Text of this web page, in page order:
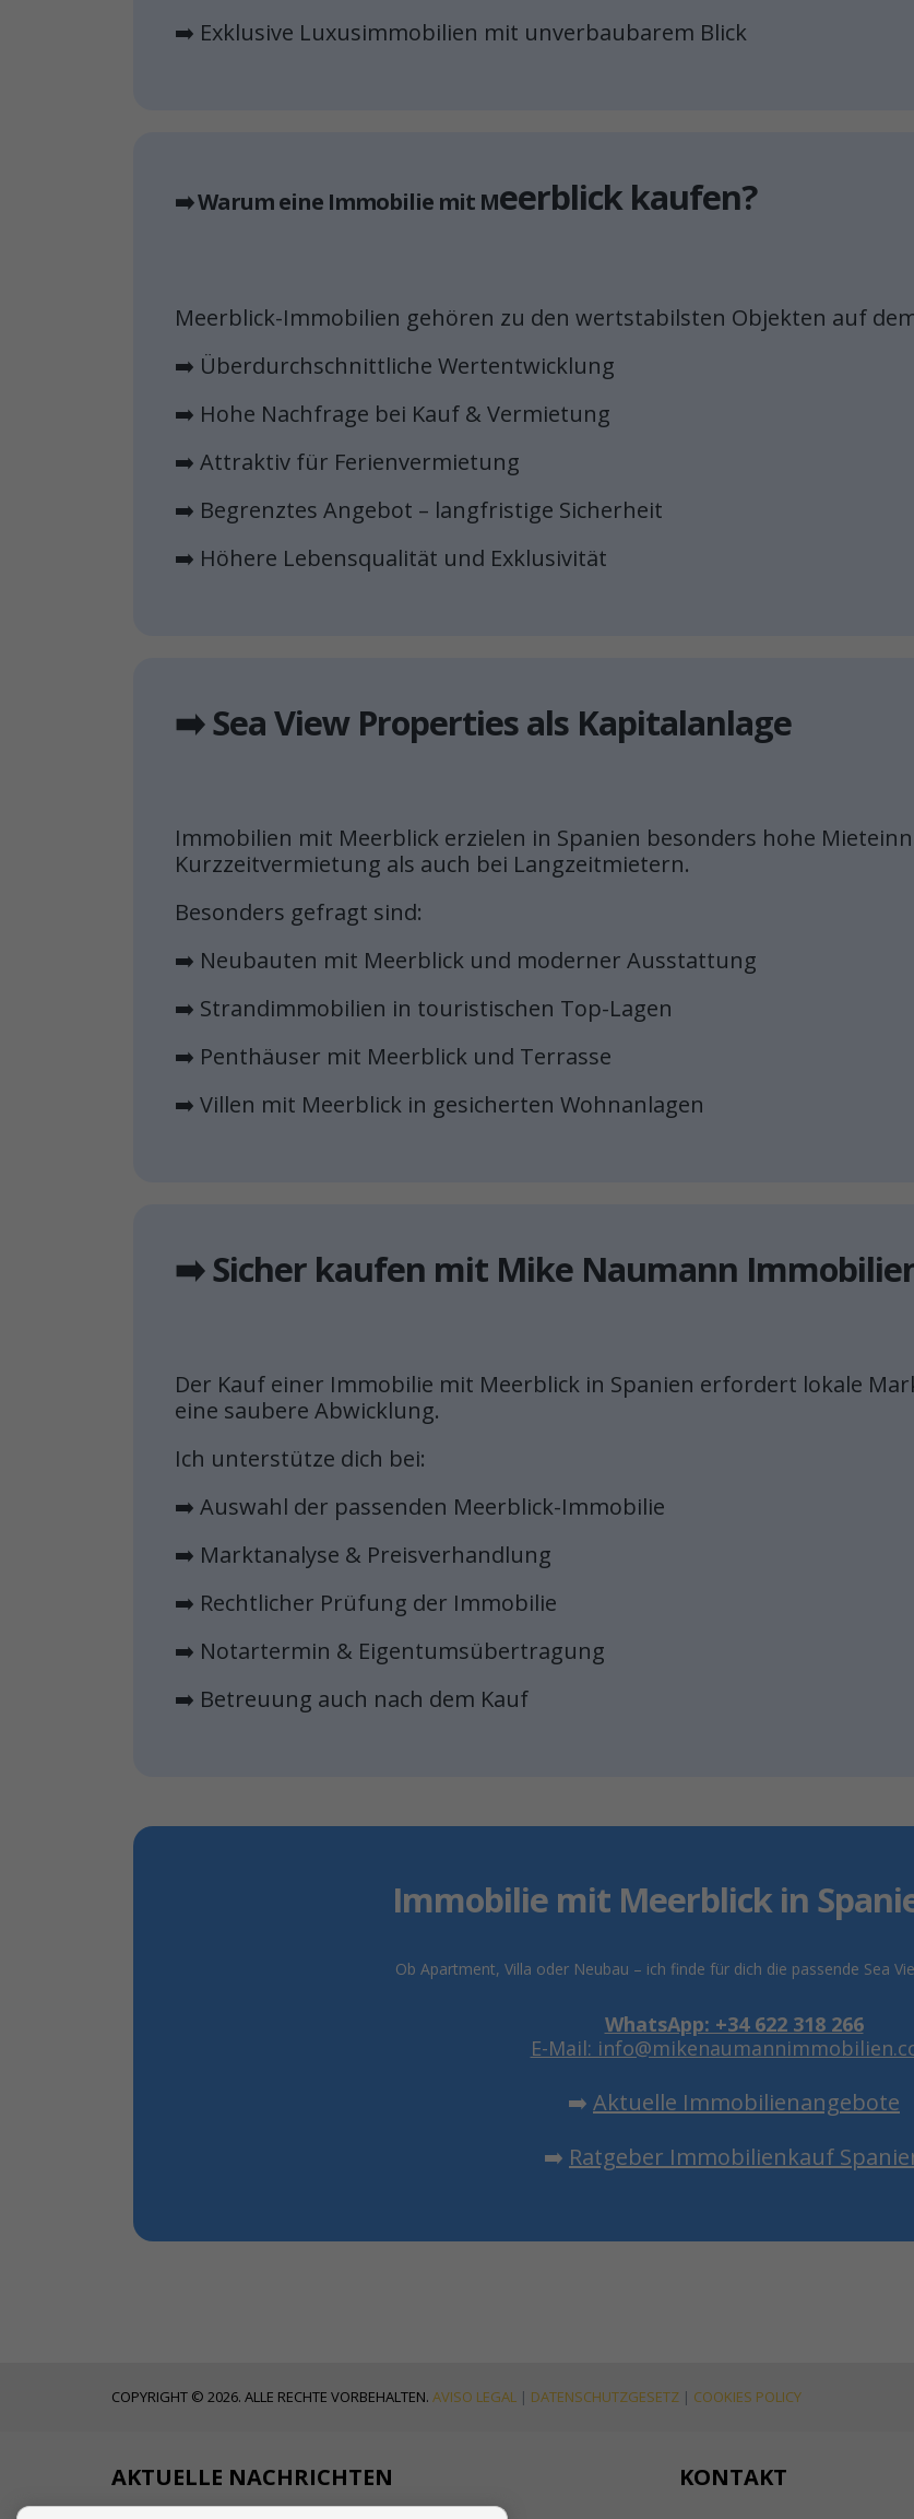
➡️ Exklusive Luxusimmobilien mit unverbaubarem Blick
➡️ Warum eine Immobilie mit Meerblick kaufen?
Meerblick-Immobilien gehören zu den wertstabilsten Objekten auf
➡️ Überdurchschnittliche Wertentwicklung
➡️ Hohe Nachfrage bei Kauf & Vermietung
➡️ Attraktiv für Ferienvermietung
➡️ Begrenztes Angebot – langfristige Sicherheit
➡️ Höhere Lebensqualität und Exklusivität
➡️ Sea View Properties als Kapitalanlage
Immobilien mit Meerblick erzielen in Spanien besonders hohe
Kurzzeitvermietung als auch bei Langzeitmietern.
Besonders gefragt sind:
➡️ Neubauten mit Meerblick und moderner Ausstattung
➡️ Strandimmobilien in touristischen Top-Lagen
➡️ Penthäuser mit Meerblick und Terrasse
➡️ Villen mit Meerblick in gesicherten Wohnanlagen
➡️ Sicher kaufen mit Mike Naumann
Der Kauf einer Immobilie mit Meerblick in Spanien erfordert lokale
eine saubere Abwicklung.
Ich unterstütze dich bei:
➡️ Auswahl der passenden Meerblick-Immobilie
➡️ Marktanalyse & Preisverhandlung
➡️ Rechtlicher Prüfung der Immobilie
➡️ Notartermin & Eigentumsübertragung
➡️ Betreuung auch nach dem Kauf
Immobilie mit Meerblick in
Ob Apartment, Villa oder Neubau – ich finde für dich die passende Sea
WhatsApp: +34 622 318 266
E-Mail:
➡️ Aktuelle Immobilienangebote
➡️ Ratgeber Immobilienkauf
COPYRIGHT © 2026. ALLE RECHTE VORBEHALTEN. AVISO LEGAL | DATENSCHUTZGESETZ | COOKIES POLICY
AKTUELLE NACHRICHTEN KONTAKT